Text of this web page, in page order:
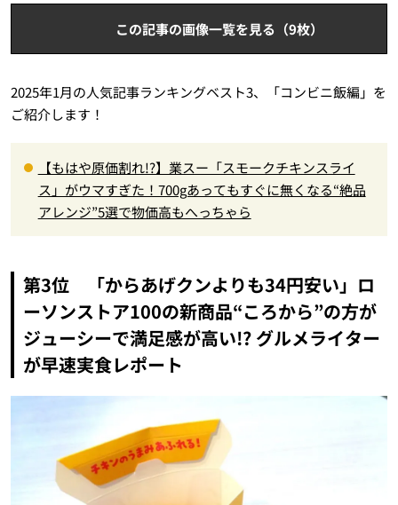
この記事の画像一覧を見る（9枚）
2025年1月の人気記事ランキングベスト3、「コンビニ飯編」を
ご紹介します！
【もはや原価割れ!?】業スー「スモークチキンスライ
ス」がウマすぎた！700gあってもすぐに無くなる“絶品
アレンジ”5選で物価高もへっちゃら
第3位 「からあげクンよりも34円安い」ロ
ーソンストア100の新商品“ころから”の方が
ジューシーで満足感が高い!? グルメライター
が早速実食レポート